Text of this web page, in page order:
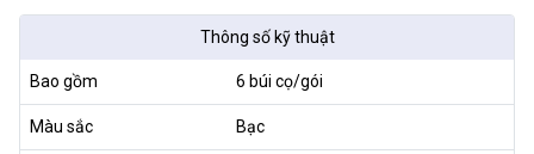
Thông số kỹ thuật
Bao gồm 6 búi cọ/gói
Màu sắc Bạc